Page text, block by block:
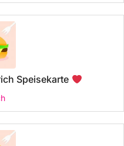
Speisekarte